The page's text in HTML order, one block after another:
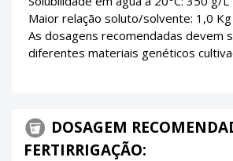
Maior relação soluto/solvente: 1,0
As dosagens recomendadas devem
diferentes materiais genéticos
DOSAGEM
FERTIRRIGAÇÃO: